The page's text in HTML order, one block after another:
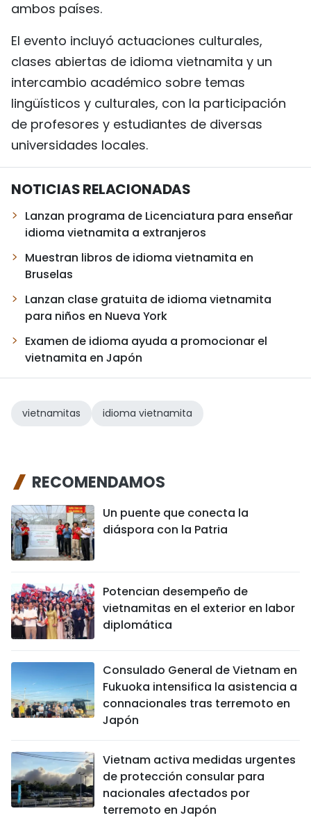
ambos países.
El evento incluyó actuaciones culturales,
clases abiertas de idioma vietnamita y un
intercambio académico sobre temas
lingüísticos y culturales, con la participación
de profesores y estudiantes de diversas
universidades locales.
NOTICIAS RELACIONADAS
Lanzan programa de Licenciatura para enseñar
idioma vietnamita a extranjeros
Muestran libros de idioma vietnamita en
Bruselas
Lanzan clase gratuita de idioma vietnamita
para niños en Nueva York
Examen de idioma ayuda a promocionar el
vietnamita en Japón
vietnamitas idioma vietnamita
RECOMENDAMOS
Un puente que conecta la
diáspora con la Patria
Potencian desempeño de
vietnamitas en el exterior en labor
diplomática
Consulado General de Vietnam en
Fukuoka intensifica la asistencia a
connacionales tras terremoto en
Japón
Vietnam activa medidas urgentes
de protección consular para
nacionales afectados por
terremoto en Japón